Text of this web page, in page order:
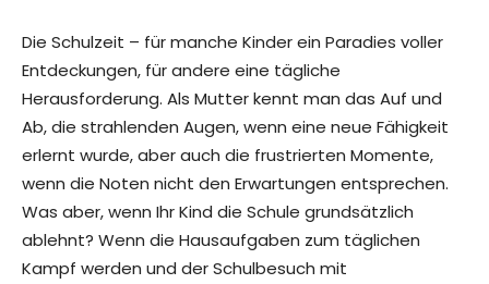
Die Schulzeit – für manche Kinder ein Paradies voller
Entdeckungen, für andere eine tägliche
Herausforderung. Als Mutter kennt man das Auf und
Ab, die strahlenden Augen, wenn eine neue Fähigkeit
erlernt wurde, aber auch die frustrierten Momente,
wenn die Noten nicht den Erwartungen entsprechen.
Was aber, wenn Ihr Kind die Schule grundsätzlich
ablehnt? Wenn die Hausaufgaben zum täglichen
Kampf werden und der Schulbesuch mit